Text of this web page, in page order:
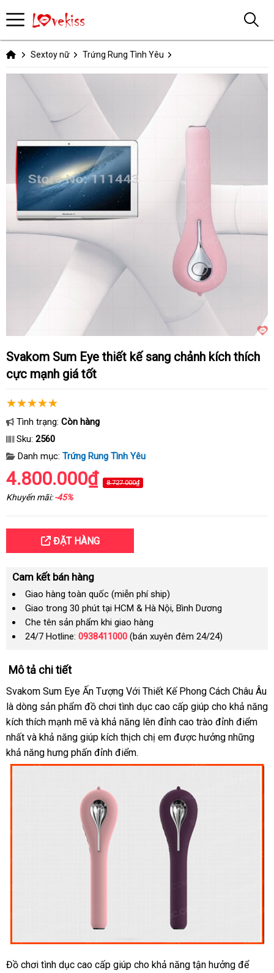
Sextoy nữ Trứng Rung Tình Yêu
Svakom Sum Eye thiết kế sang chảnh kích thích
cực mạnh giá tốt
Tình trạng: Còn hàng
Sku: 2560
Danh mục: Trứng Rung Tình Yêu
4.800.000₫ 8.727.000₫
Khuyến mãi:-45%
ĐẶT HÀNG
Cam kết bán hàng
Giao hàng toàn quốc (miễn phí ship)
Giao trong 30 phút tại HCM & Hà Nội, Bình Dương
Che tên sản phẩm khi giao hàng
24/7 Hotline: 0938411000 (bán xuyên đêm 24/24)
Mô tả chi tiết
Svakom Sum Eye Ấn Tượng Với Thiết Kế Phong Cách Châu Âu
là dòng sản phẩm đồ chơi tình dục cao cấp giúp cho khả năng
kích thích mạnh mẽ showroom
và khả năng lên đỉnh cao trào đỉnh điểm
nhất hướng
dẫn
và khả năng giúp kích thịch chị em nơi
được hưởng tận
những
khả năng hưng phấn đỉnh điểm.
Đồ chơi tình dục cao cấp giúp cho khả năng tận hưởng an
để